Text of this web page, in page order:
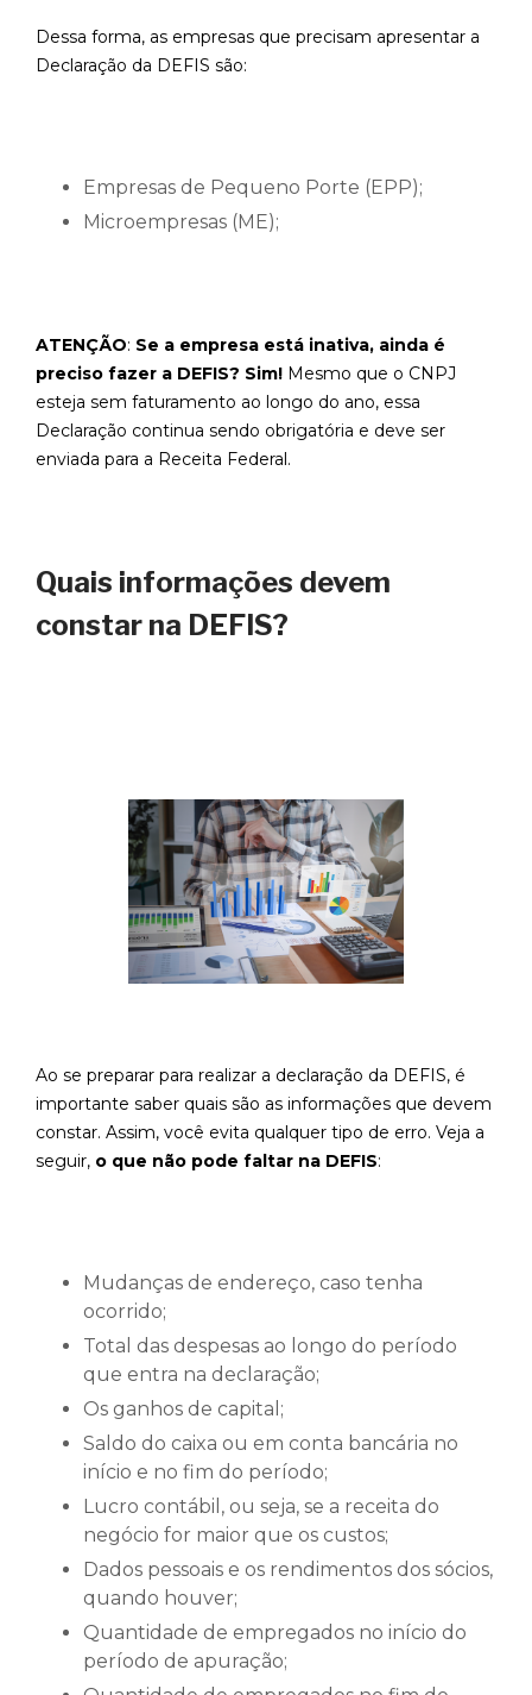
Dessa forma, as empresas que precisam apresentar a
Declaração da DEFIS são:
Empresas de Pequeno Porte (EPP);
Microempresas (ME);
ATENÇÃO: Se a empresa está inativa, ainda é
preciso fazer a DEFIS? Sim! Mesmo que o CNPJ
esteja sem faturamento ao longo do ano, essa
Declaração continua sendo obrigatória e deve ser
enviada para a Receita Federal.
Quais informações devem
constar na DEFIS?‍
Ao se preparar para realizar a declaração da DEFIS, é
importante saber quais são as informações que devem
constar. Assim, você evita qualquer tipo de erro. Veja a
seguir, o que não pode faltar na DEFIS:
Mudanças de endereço, caso tenha
ocorrido;
Total das despesas ao longo do período
que entra na declaração;
Os ganhos de capital;
Saldo do caixa ou em conta bancária no
início e no fim do período;
Lucro contábil, ou seja, se a receita do
negócio for maior que os custos;
Dados pessoais e os rendimentos dos sócios,
quando houver;
Quantidade de empregados no início do
período de apuração;